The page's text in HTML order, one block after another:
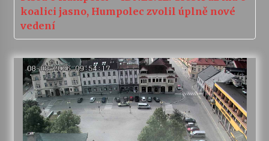
koalici jasno, Humpolec zvolil úplně nové
vedení